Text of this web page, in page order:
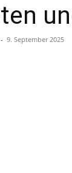
- 9. September 2025